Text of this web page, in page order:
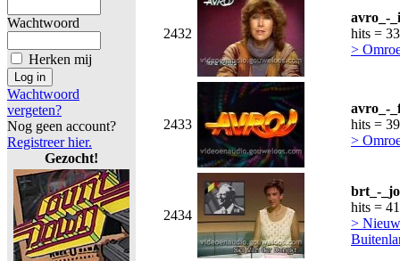
Wachtwoord
Herken mij
Wachtwoord
vergeten?
Nog geen account?
Registreer hier.
Gezocht!
2432
avro_-
hits =
>
2433
avro_-
hits =
>
2434
brt_-
hits =
>